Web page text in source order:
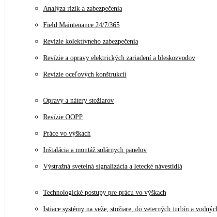
Analýza rizík a zabezpečenia
Field Maintenance 24/7/365
Revízie kolektívneho zabezpečenia
Revízie a opravy elektrických zariadení a bleskozvodov
Revízie oceľových konštrukcií
Opravy a nátery stožiarov
Revízie OOPP
Práce vo výškach
Inštalácia a montáž solárnych panelov
Výstražná svetelná signalizácia a letecké návestidlá
Technologické postupy pre prácu vo výškach
Istiace systémy na veže, stožiare, do veterných turbín a